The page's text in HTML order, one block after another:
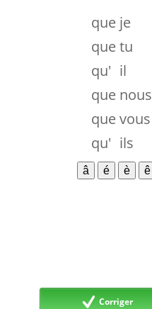
que je
quetu
qu' il
que nous
quevous
qu' ils
Corriger